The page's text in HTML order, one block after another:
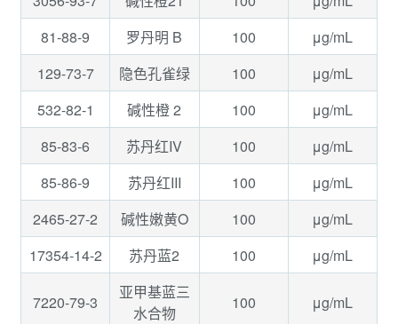
81-88-9
罗丹明 B 100
μg/mL
129-73-7
隐色孔雀绿 100
μg/mL
532-82-1
碱性橙 2 100
μg/mL
85-83-6
苏丹红IV 100
μg/mL
85-86-9
苏丹红III 100
μg/mL
2465-27-2
碱性嫩黄O 100
μg/mL
17354-14-2
苏丹蓝2 100 μg/mL
7220-79-3
亚甲基蓝三
水合物
100 μg/mL